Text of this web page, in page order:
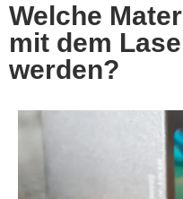
Welche
mit dem
werden?